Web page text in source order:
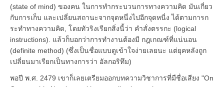
(state of mind) ของคน ในการทำกระบวนการทางความคิด มันเกี่ยว
กับการเก็บ และเปลี่ยนสถานะจากจุดหนึ่งไปอีกจุดหนี่ง ได้ตามการก
ระทำทางความคิด, โดยทัวริงเรียกสิ่งนี้ว่า คำสั่งตรรกะ (logical
instructions). แล้วก็บอกว่าการทำงานต้องมี กฎเกณฑ์ที่แน่นอน
(definite method) (ซึ่งเป็นชื่อแบบดูเข้าใจง่ายเลยนะ แต่ยุคหลังถูก
เปลี่ยนมาเรียกเป็นทางการว่า อัลกอริทึม)
พอปี พ.ศ. 2479 เขาก็เลยเตรียมออกบทความวิชาการที่มืชื่อเสียง "On